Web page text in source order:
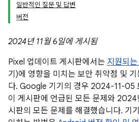
일반적인 질문 및 답변
버전
2024년 11월 6일에 게시됨
Pixel 업데이트 게시판에서는 지원되는
기)에 영향을 미치는 보안 취약점 및
다. Google 기기의 경우 2024-11-05
이 게시판에 언급된 모든 문제와 2024
시판의 모든 문제를 해결했습니다. 기